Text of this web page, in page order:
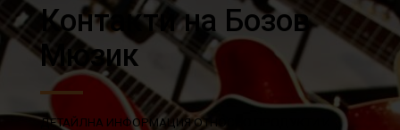
Контакти на Бозов
Мюзик
ДЕТАЙЛНА ИНФОРМАЦИЯ ОТНОСНО ПРОДУКТИ И